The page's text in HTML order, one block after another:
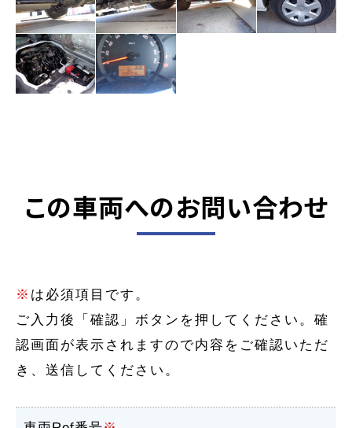
この車両へのお問い合わせ
※ は必須項目です。
ご入力後「確認」ボタンを押してください。確
認画面が表示されますので内容をご確認いただ
き、送信してください。